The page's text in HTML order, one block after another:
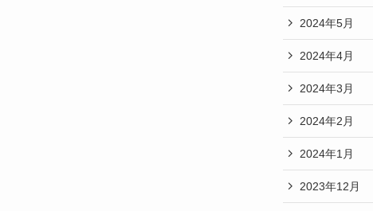
2024年5月
2024年4月
2024年3月
2024年2月
2024年1月
2023年12月